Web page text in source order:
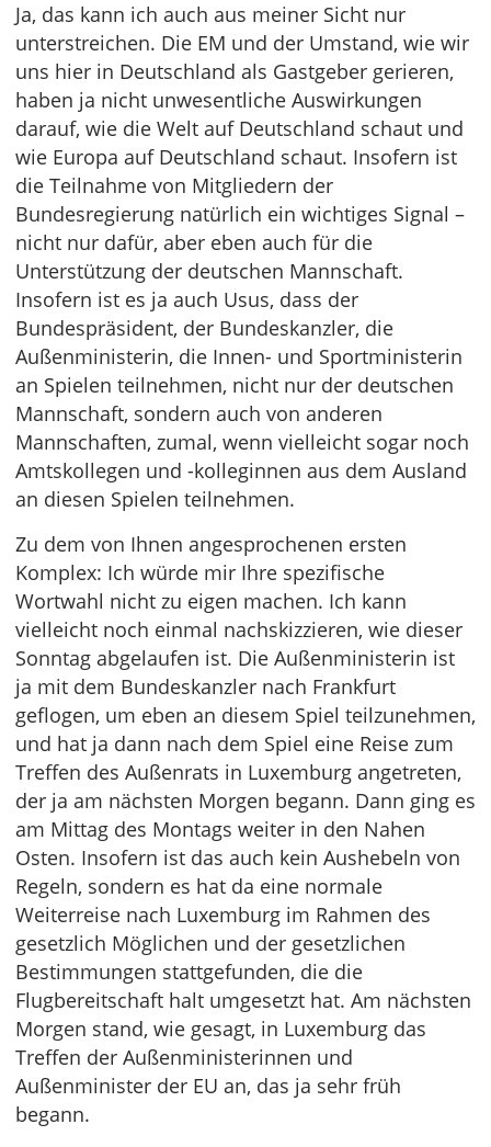
Ja, das kann ich auch aus meiner Sicht nur
unterstreichen. Die EM und der Umstand, wie wir
uns hier in Deutschland als Gastgeber gerieren,
haben ja nicht unwesentliche Auswirkungen
darauf, wie die Welt auf Deutschland schaut und
wie Europa auf Deutschland schaut. Insofern ist
die Teilnahme von Mitgliedern der
Bundesregierung natürlich ein wichtiges Signal –
nicht nur dafür, aber eben auch für die
Unterstützung der deutschen Mannschaft.
Insofern ist es ja auch Usus, dass der
Bundespräsident, der Bundeskanzler, die
Außenministerin, die Innen- und Sportministerin
an Spielen teilnehmen, nicht nur der deutschen
Mannschaft, sondern auch von anderen
Mannschaften, zumal, wenn vielleicht sogar noch
Amtskollegen und -kolleginnen aus dem Ausland
an diesen Spielen teilnehmen.
Zu dem von Ihnen angesprochenen ersten
Komplex: Ich würde mir Ihre spezifische
Wortwahl nicht zu eigen machen. Ich kann
vielleicht noch einmal nachskizzieren, wie dieser
Sonntag abgelaufen ist. Die Außenministerin ist
ja mit dem Bundeskanzler nach Frankfurt
geflogen, um eben an diesem Spiel teilzunehmen,
und hat ja dann nach dem Spiel eine Reise zum
Treffen des Außenrats in Luxemburg angetreten,
der ja am nächsten Morgen begann. Dann ging es
am Mittag des Montags weiter in den Nahen
Osten. Insofern ist das auch kein Aushebeln von
Regeln, sondern es hat da eine normale
Weiterreise nach Luxemburg im Rahmen des
gesetzlich Möglichen und der gesetzlichen
Bestimmungen stattgefunden, die die
Flugbereitschaft halt umgesetzt hat. Am nächsten
Morgen stand, wie gesagt, in Luxemburg das
Treffen der Außenministerinnen und
Außenminister der EU an, das ja sehr früh
begann.